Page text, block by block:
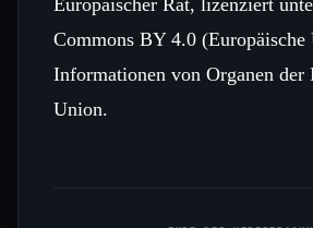
Commons BY 4.0
Informationen von Organen der
Union.